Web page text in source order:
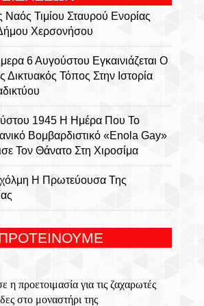
Ναός Τιμίου Σταυρού Ενορίας
Χερσονήσου
6 Αυγούστου Εγκαινιάζεται Ο
Δικτυακός Τόπος Στην Ιστορία
1945 Η Ημέρα Που Το
Βομβαρδιστικό «Enola Gay»
Τον Θάνατο Στη Χιροσίμα
Η Πρωτεύουσα Της
Απίδια Σητείας - Του Γεωργίου
Του Τιμίου Σταυρού Στο
η προετοιμασία για τις ζαχαρωτές
στο μοναστήρι της